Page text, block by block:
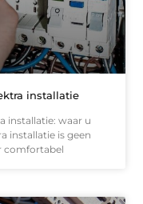
installatie
installatie: waar u
installatie is geen
comfortabel